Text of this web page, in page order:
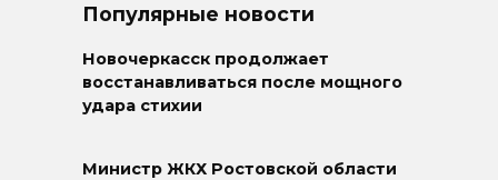
Популярные новости
Новочеркасск продолжает
восстанавливаться после мощного
удара стихии
Министр ЖКХ Ростовской области